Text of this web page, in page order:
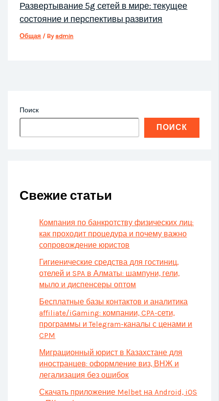
Развертывание 5g сетей в мире: текущее
состояние и перспективы развития
Общая / By admin
Поиск
ПОИСК
Свежие статьи
Компания по банкротству физических лиц:
как проходит процедура и почему важно
сопровождение юристов
Гигиенические средства для гостиниц,
отелей и SPA в Алматы: шампуни, гели,
мыло и диспенсеры оптом
Бесплатные базы контактов и аналитика
affiliate/iGaming: компании, CPA-сети,
программы и Telegram-каналы с ценами и
CPM
Миграционный юрист в Казахстане для
иностранцев: оформление виз, ВНЖ и
легализация без ошибок
Скачать приложение Melbet на Android, iOS